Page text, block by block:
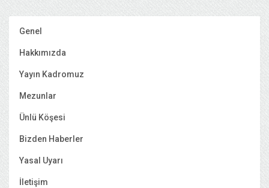
Genel
Hakkımızda
Yayın Kadromuz
Mezunlar
Ünlü Köşesi
Bizden Haberler
Yasal Uyarı
İletişim